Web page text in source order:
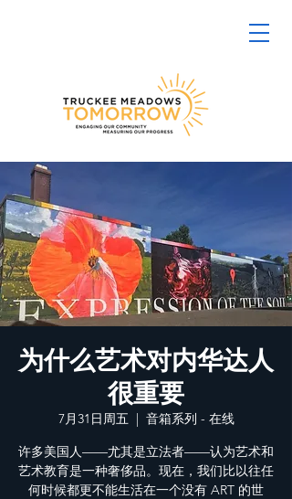
为什么艺术对内华达人
很重要
7月31日周五
  |
音箱系列 - 在线
许多美国人——尤其是立法者——认为艺术和
艺术教育是一种奢侈品。现在，我们比以往任
何时候都更不能生活在一个没有 ART 的世